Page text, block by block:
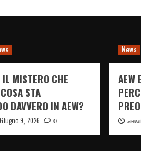
MISTERO CHE
STA
DAVVERO IN AEW?
Giugno 9, 2026 0
News
AEW